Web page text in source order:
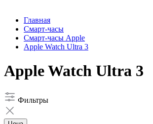
Главная
Смарт-часы
Смарт-часы Apple
Apple Watch Ultra 3
Apple Watch Ultra 3
Фильтры